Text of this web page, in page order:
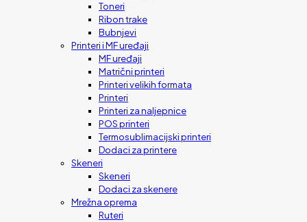
Toneri
Ribon trake
Bubnjevi
Printeri i MF uređaji
MF uređaji
Matrični printeri
Printeri velikih formata
Printeri
Printeri za naljepnice
POS printeri
Termosublimacijski printeri
Dodaci za printere
Skeneri
Skeneri
Dodaci za skenere
Mrežna oprema
Ruteri